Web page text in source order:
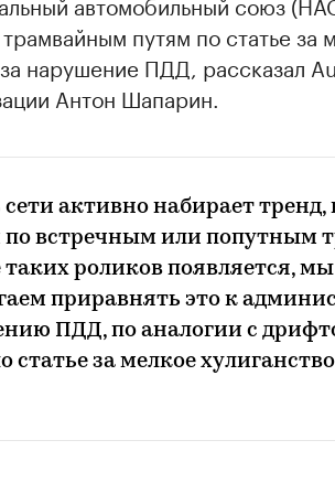
путям по статье за
нарушение ПДД, рассказал
Антон Шапарин.
сети активно набирает
по встречным или попутным
таких роликов появляется,
приравнять это к
ПДД, по аналогии с
статье за мелкое